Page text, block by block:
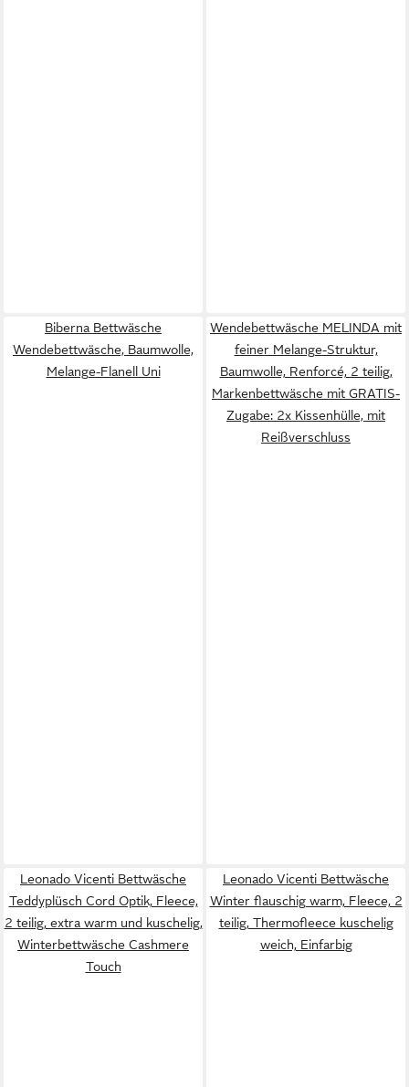
Biberna Bettwäsche
Wendebettwäsche, Baumwolle,
Melange-Flanell Uni
Wendebettwäsche MELINDA mit
feiner Melange-Struktur,
Baumwolle, Renforcé, 2 teilig,
Markenbettwäsche mit GRATIS-
Zugabe: 2x Kissenhülle, mit
Reißverschluss
Leonado Vicenti Bettwäsche
Teddyplüsch Cord Optik, Fleece,
2 teilig, extra warm und kuschelig,
Winterbettwäsche Cashmere
Touch
Leonado Vicenti Bettwäsche
Winter flauschig warm, Fleece, 2
teilig, Thermofleece kuschelig
weich, Einfarbig